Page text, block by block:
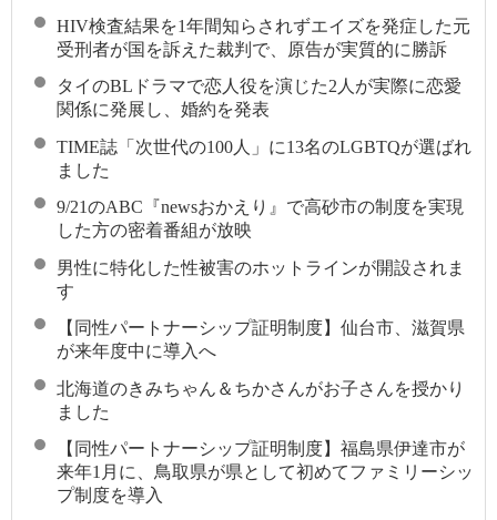
HIV検査結果を1年間知らされずエイズを発症した元
受刑者が国を訴えた裁判で、原告が実質的に勝訴
タイのBLドラマで恋人役を演じた2人が実際に恋愛
関係に発展し、婚約を発表
TIME誌「次世代の100人」に13名のLGBTQが選ばれ
ました
9/21のABC『newsおかえり』で高砂市の制度を実現
した方の密着番組が放映
男性に特化した性被害のホットラインが開設されま
す
【同性パートナーシップ証明制度】仙台市、滋賀県
が来年度中に導入へ
北海道のきみちゃん＆ちかさんがお子さんを授かり
ました
【同性パートナーシップ証明制度】福島県伊達市が
来年1月に、鳥取県が県として初めてファミリーシッ
プ制度を導入